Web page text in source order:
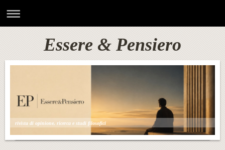
Essere & Pensiero
rivista di opinione, ricerca e studi filosofici